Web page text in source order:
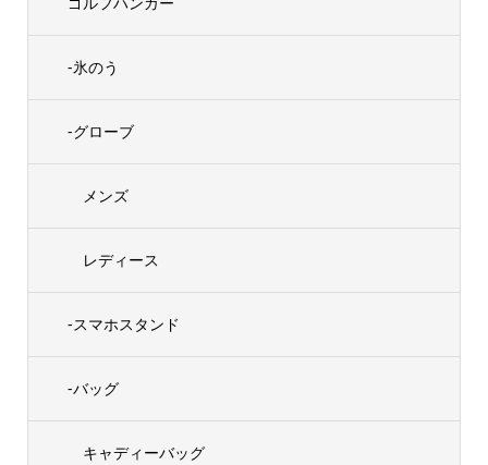
-氷のう
-グローブ
メンズ
レディース
-スマホスタンド
-バッグ
キャディーバッグ